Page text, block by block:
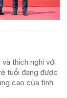
thích nghi với
tuổi đang được
cao của tỉnh